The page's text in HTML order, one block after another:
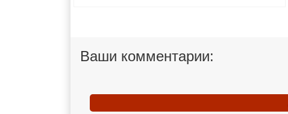
Ваши комментарии: